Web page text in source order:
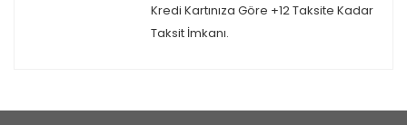
Kredi Kartınıza Göre +12 Taksite Kadar
Taksit İmkanı.